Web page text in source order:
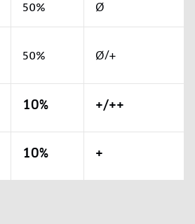
50% Ø
50% Ø/+
10% +/++
10% +